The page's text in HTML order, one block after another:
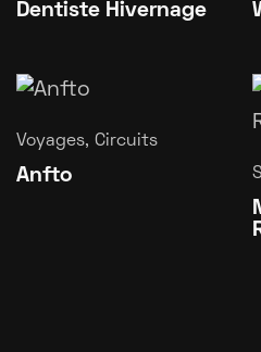
Dentiste Hivernage
Voyages, Circuits
Anfto